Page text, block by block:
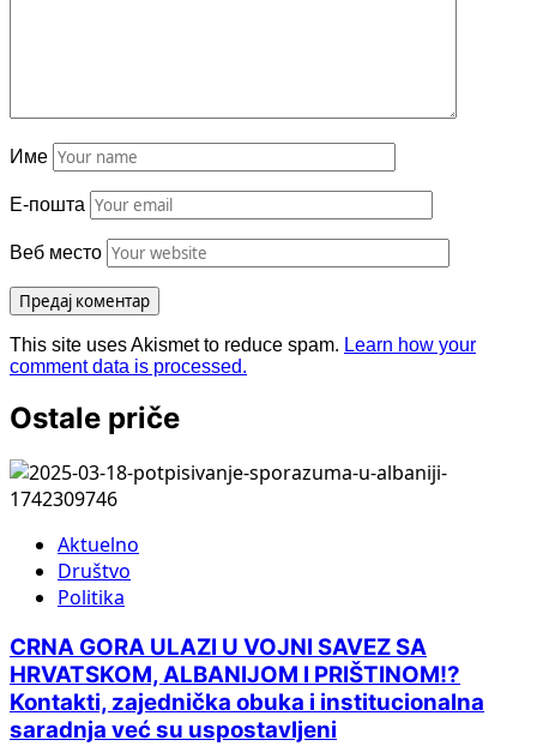
Име
Е-пошта
Веб место
This site uses Akismet to reduce spam. Learn how your
comment data is processed.
Ostale priče
Aktuelno
Društvo
Politika
CRNA GORA ULAZI U VOJNI SAVEZ SA
HRVATSKOM, ALBANIJOM I PRIŠTINOM!?
Kontakti, zajednička obuka i institucionalna
saradnja već su uspostavljeni